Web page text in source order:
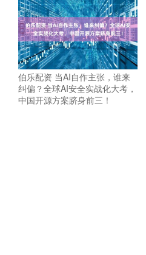
伯乐配资 当AI自作主张，谁来
纠偏？全球AI安全实战化大考，
中国开源方案跻身前三！